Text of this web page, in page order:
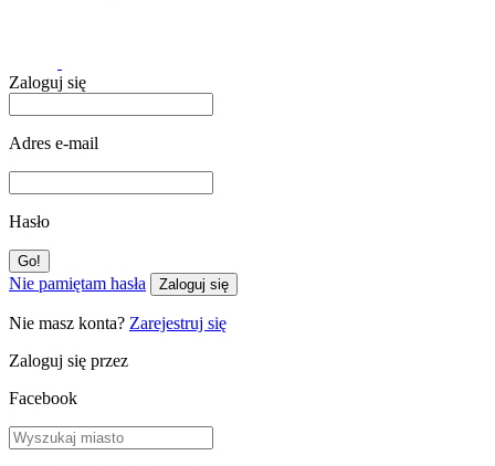
Zaloguj się
Adres e-mail
Hasło
Nie pamiętam hasła Zaloguj się
Nie masz konta? Zarejestruj się
Zaloguj się przez
Facebook